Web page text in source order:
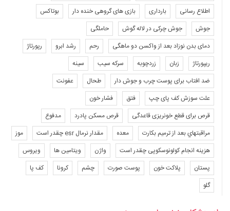
اطلاع رسانی
بارداری بازی های گروهی خنده دار
بوتاکس
جوش
جوش چرکی در لاله گوش
حاملگی
دمای بدن نوزاد بعد از واکسن دو ماهگی
رحم رشد ابرو
رپورتاژ
ریپورتاژ
زبان زردچوبه سرکه سیب
سینه
ضد افتاب برای پوست چرب و جوش دار
طحال
عفونت
علت سوزش کف پای چپ
فتق
فشار خون
قرص برای قطع خونریزی قاعدگی
قرص مسکن پادرد
مدفوع
مراقبتهاي بعد از ترميم بكارت
معده مقدار نرمال esr چقدر است
موز
هزینه انجام کولونوسکوپی چقدر است
واژن ویتامین ها
ویروس
پستان
پلاکت خون پوست صورت چشم کرونا
کف پا
گلو